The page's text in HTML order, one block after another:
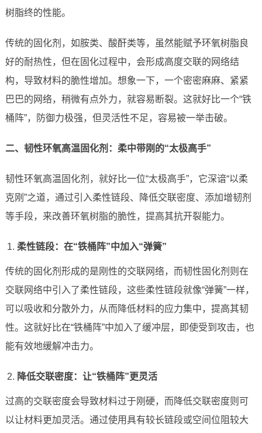
树脂终的性能。
传统的固化剂，如胺类、酸酐类等，虽然能赋予环氧树脂良
好的耐热性，但在固化过程中，会形成高度交联的网络结
构，导致材料的脆性增加。想象一下，一个密密麻麻、紧紧
巴巴的网络，稍微有点外力，就容易断裂。这就好比一个“铁
桶阵”，防御力极强，但灵活性不足，容易被一举击破。
二、韧性环氧高温固化剂：柔中带刚的“太极高手”
韧性环氧高温固化剂，就好比一位“太极高手”，它深谙“以柔
克刚”之道，通过引入柔性链段、降低交联密度、添加增韧剂
等手段，来改善环氧树脂的脆性，提高其抗开裂能力。
柔性链段：在“铁桶阵”中加入“弹簧”
传统的固化剂形成的是刚性的交联网络，而韧性固化剂则在
交联网络中引入了柔性链段，这些柔性链段就像“弹簧”一样，
可以吸收和分散外力，从而降低材料的应力集中，提高其韧
性。这就好比在“铁桶阵”中加入了缓冲层，即使受到攻击，也
能有效地缓解冲击力。
降低交联密度：让“铁桶阵”更灵活
过高的交联密度会导致材料过于刚硬，而降低交联密度则可
以让材料更加灵活。通过使用具有较长链段或空间位阻较大